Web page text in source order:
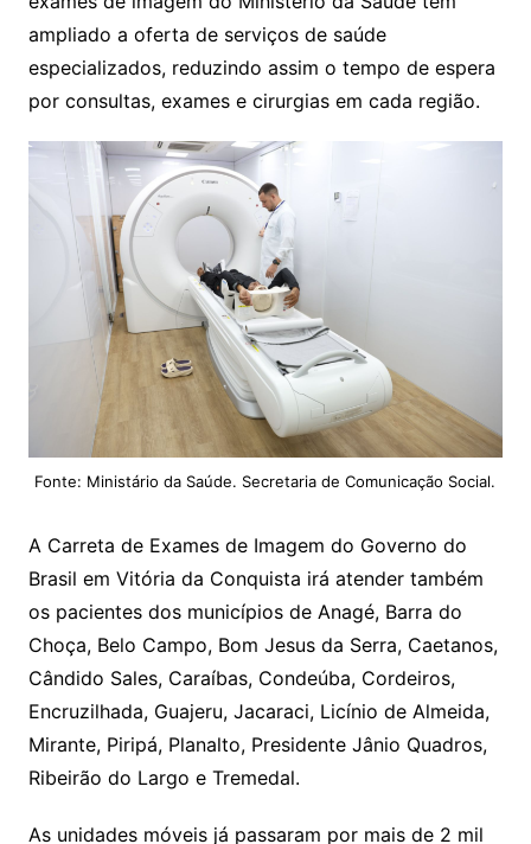
ampliado a oferta de serviços de saúde
especializados, reduzindo assim o tempo de espera
por consultas, exames e cirurgias em cada região.
Fonte: Ministário da Saúde. Secretaria de Comunicação Social.
A Carreta de Exames de Imagem do Governo do
Brasil em Vitória da Conquista irá atender também
os pacientes dos municípios de Anagé, Barra do
Choça, Belo Campo, Bom Jesus da Serra, Caetanos,
Cândido Sales, Caraíbas, Condeúba, Cordeiros,
Encruzilhada, Guajeru, Jacaraci, Licínio de Almeida,
Mirante, Piripá, Planalto, Presidente Jânio Quadros,
Ribeirão do Largo e Tremedal.
As unidades móveis já passaram por mais de 2 mil